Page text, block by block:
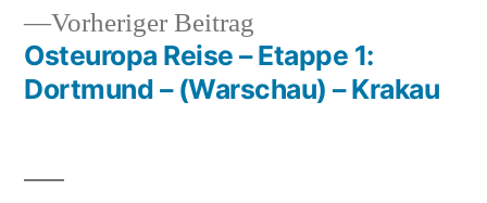
Vorheriger Beitrag
Beitrag:
Osteuropa Reise – Etappe 1:
Dortmund – (Warschau) – Krakau